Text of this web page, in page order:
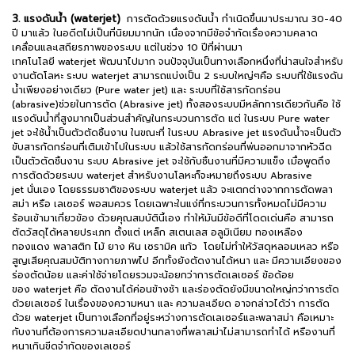
3. แรงดันน้ำ (waterjet) การตัดด้วยแรงดันน้ำ กำเนิดขึ้นมาประมาณ 30-40
ปี มาแล้ว ในอดีตไม่เป็นที่นิยมมากนัก เนื่องจากมีข้อจำกัดเรื่องความคลาด
เคลื่อนและเสถียรภาพของระบบ แต่ในช่วง 10 ปีที่ผ่านมา
เทคโนโลยี waterjet พัฒนาไปมาก จนปัจจุบันเป็นทางเลือกหนึ่งที่น่าสนใจสำหรับ
งานตัดโลหะ ระบบ waterjet สามารถแบ่งเป็น 2 ระบบใหญ่ๆคือ ระบบที่ใช้แรงดัน
น้ำเพียงอย่างเดียว (Pure water jet) และ ระบบที่ใช้สารกัดกร่อน
(abrasive)ช่วยในการตัด (Abrasive jet) ทั้งสองระบบมีหลักการเดียวกันคือ ใช้
แรงดันน้ำที่สูงมากเป็นส่วนสำคัญในกระบวนการตัด แต่ ในระบบ Pure water
jet จะใช้น้ำเป็นตัวตัดชิ้นงาน ในขณะที่ ในระบบ Abrasive jet แรงดันน้ำจะเป็นตัว
ขับสารกัดกร่อนที่เติมเข้าไปในระบบ แล้วใช้สารกัดกร่อนที่พ่นออกมาจากหัวฉีด
เป็นตัวตัดชิ้นงาน ระบบ Abrasive jet จะใช้กับชิ้นงานที่มีความแข็ง เมื่อพูดถึง
การตัดด้วยระบบ waterjet สำหรับงานโลหะก็จะหมายถึงระบบ Abrasive
jet นั่นเอง โดยธรรมชาติของระบบ waterjet แล้ว จะแตกต่างจากการตัดพลา
สม่า หรือ เลเซอร์ พอสมควร โดยเฉพาะในแง่ที่กระบวนการทั้งหมดไม่มีความ
ร้อนเข้ามาเกี่ยวข้อง ด้วยคุณสมบัตินี้เอง ทำให้มันมีข้อดีที่โดดเด่นคือ สามารถ
ตัดวัสดุได้หลายประเภท ตั้งแต่ เหล็ก สเตนเลส อลูมิเนียม ทองเหลือง
ทองแดง พลาสติก ไม้ ยาง หิน เซรามิค แก้ว โดยไม่ทำให้วัสดุหลอมเหลว หรือ
สูญเสียคุณสมบัติทางกายภาพไป อีกทั้งยังตัดงานได้หนา และ มีความเอียงของ
ร่องตัดน้อย และค่าใช้จ่ายโดยรวมจะน้อยกว่าการตัดเลเซอร์ ข้อด้อย
ของ waterjet คือ ตัดงานได้ค่อนข้างช้า และร่องตัดยังมีขนาดใหญ่กว่าการตัด
ด้วยเลเซอร์ ในเรื่องของความหนา และ ความละเอียด อาจกล่าวได้ว่า การตัด
ด้วย waterjet เป็นทางเลือกที่อยู่ระหว่างการตัดเลเซอร์และพลาสม่า คือเหมาะ
กับงานที่ต้องการความละเอียดปานกลางที่พลาสม่าไม่สามารถทำได้ หรืองานที่
หนาเกินขีดจำกัดของเลเซอร์